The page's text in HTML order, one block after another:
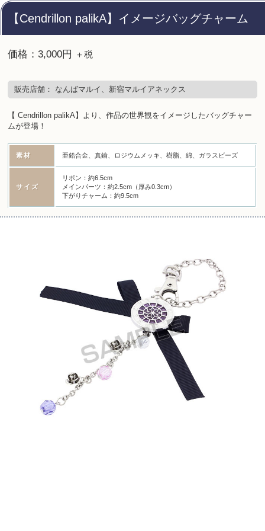
【Cendrillon palikA】イメージバッグチャーム
価格：3,000円 ＋税
販売店舗： なんばマルイ、新宿マルイアネックス
【 Cendrillon palikA】より、作品の世界観をイメージしたバッグチャー
ムが登場！
素材 亜鉛合金、真鍮、ロジウムメッキ、樹脂、綿、ガラスビーズ
サイズ
リボン：約6.5cm
メインパーツ：約2.5cm（厚み0.3cm）
下がりチャーム：約9.5cm